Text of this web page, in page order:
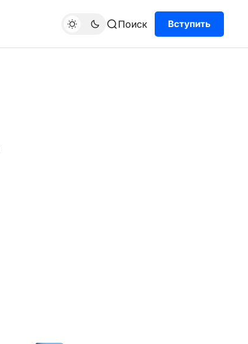
Поиск Вступить